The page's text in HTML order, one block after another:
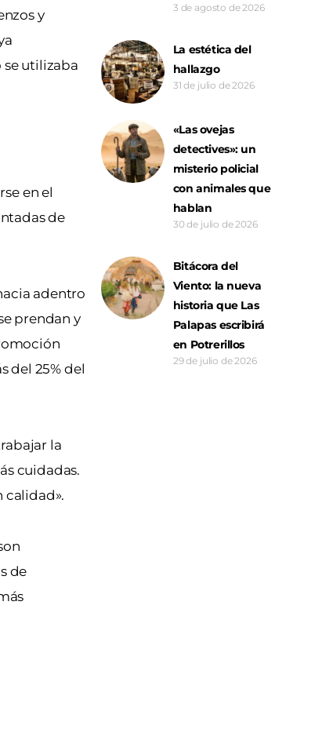
y
se utilizaba
en el
de
adentro
prendan y
del 25% del
la
cuidadas.
calidad».
de
3 de agosto de 2026
La estética del
hallazgo
31 de julio de 2026
«Las ovejas
detectives»: un
misterio policial
con animales que
hablan
30 de julio de 2026
Bitácora del
Viento: la nueva
historia que Las
Palapas escribirá
en Potrerillos
29 de julio de 2026